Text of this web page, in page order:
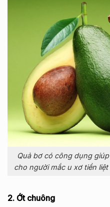
Quả bơ có công dụng
cho người mắc u xơ tiền
2. Ớt chuông